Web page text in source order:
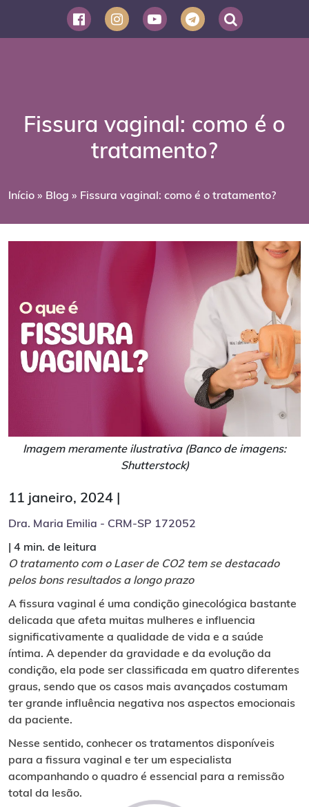
Fissura vaginal: como é o
tratamento?
Início » Blog » Fissura vaginal: como é o tratamento?
Imagem meramente ilustrativa (Banco de imagens:
Shutterstock)
11 janeiro, 2024 |
Dra. Maria Emilia - CRM-SP 172052
| 4 min. de leitura
O tratamento com o Laser de CO2 tem se destacado
pelos bons resultados a longo prazo
A fissura vaginal é uma condição ginecológica bastante
delicada que afeta muitas mulheres e influencia
significativamente a qualidade de vida e a saúde
íntima. A depender da gravidade e da evolução da
condição, ela pode ser classificada em quatro diferentes
graus, sendo que os casos mais avançados costumam
ter grande influência negativa nos aspectos emocionais
da paciente.
Nesse sentido, conhecer os tratamentos disponíveis
para a fissura vaginal e ter um especialista
acompanhando o quadro é essencial para a remissão
total da lesão.